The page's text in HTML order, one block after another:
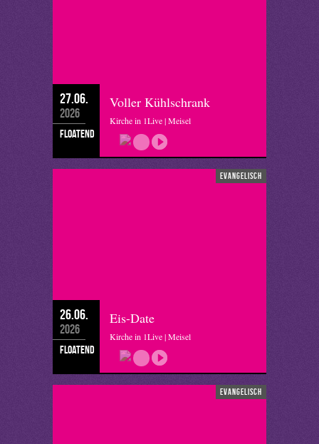
27.06.
2026
floatend
Voller Kühlschrank
Kirche in 1Live | Meisel
evangelisch
26.06.
2026
floatend
Eis-Date
Kirche in 1Live | Meisel
evangelisch